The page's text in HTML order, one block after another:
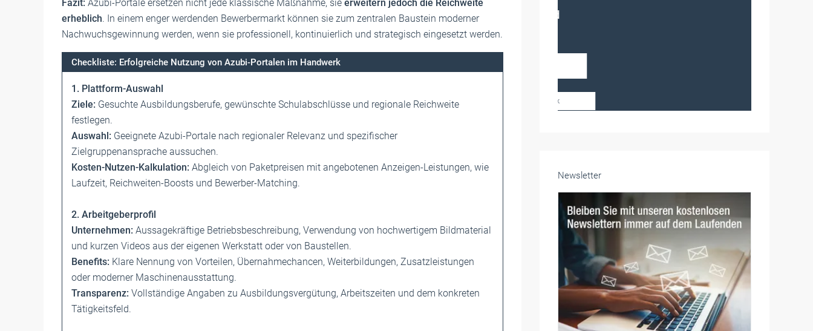
Fazit: Azubi-Portale ersetzen nicht jede klassische Maßnahme, sie erweitern jedoch die Reichweite
erheblich. In ­einem enger werdenden Bewerbermarkt können sie zum zentralen Baustein moderner
Nachwuchsgewinnung werden, wenn sie professionell, kontinuierlich und strategisch eingesetzt werden.
Checkliste: Erfolgreiche Nutzung von Azubi-Portalen im Handwerk
1. Plattform-Auswahl
Ziele: Gesuchte Ausbildungsberufe, gewünschte Schulabschlüsse und regionale Reichweite
festlegen.
Auswahl: Geeignete Azubi-Portale nach regionaler Relevanz und spezifischer
Zielgruppenansprache aussuchen.
Kosten-Nutzen-Kalkulation: Abgleich von Paketpreisen mit angebotenen An­zeigen-Leistungen, wie
Laufzeit, Reich­weiten-Boosts und Bewerber-Matching.
2. Arbeitgeberprofil
Unternehmen: Aussagekräftige Betriebsbeschreibung, Verwendung von hochwertigem Bildmaterial
und kurzen Videos aus der eigenen Werkstatt oder von Baustellen.
Benefits: Klare Nennung von Vorteilen, Übernahmechancen, Weiterbildungen, ­Zusatzleistungen
oder moderner­ ­Maschinenausstattung.
Transparenz: Vollständige Angaben zu Ausbildungsvergütung, Arbeitszeiten und dem konkreten
Tätigkeitsfeld.
Newsletter